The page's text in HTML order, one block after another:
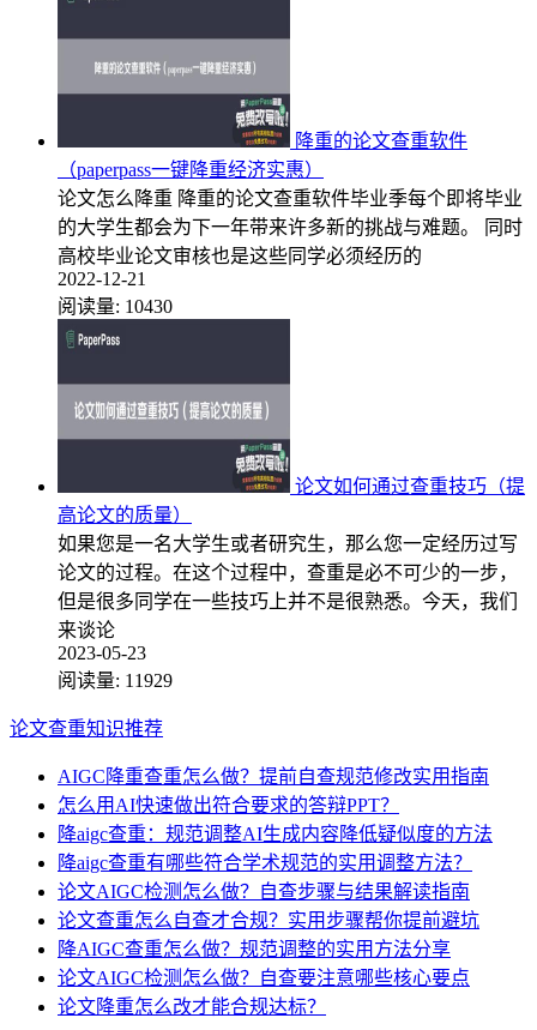
降重的论文查重软件
（paperpass一键降重经济实惠）
论文怎么降重 降重的论文查重软件毕业季每个即将毕业
的大学生都会为下一年带来许多新的挑战与难题。 同时
高校毕业论文审核也是这些同学必须经历的
2022-12-21
阅读量: 10430
论文如何通过查重技巧（提
高论文的质量）
如果您是一名大学生或者研究生，那么您一定经历过写
论文的过程。在这个过程中，查重是必不可少的一步，
但是很多同学在一些技巧上并不是很熟悉。今天，我们
来谈论
2023-05-23
阅读量: 11929
论文查重知识推荐
AIGC降重查重怎么做？提前自查规范修改实用指南
怎么用AI快速做出符合要求的答辩PPT？
降aigc查重：规范调整AI生成内容降低疑似度的方法
降aigc查重有哪些符合学术规范的实用调整方法？
论文AIGC检测怎么做？自查步骤与结果解读指南
论文查重怎么自查才合规？实用步骤帮你提前避坑
降AIGC查重怎么做？规范调整的实用方法分享
论文AIGC检测怎么做？自查要注意哪些核心要点
论文降重怎么改才能合规达标？